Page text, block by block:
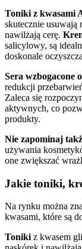
Toniki z kwasami
skutecznie usuwają
nawilżają cerę.
salicylowy, są
doskonale
Sera wzbogacone
redukcji
Zaleca się
aktywnych, co
produkty.
Nie zapominaj
używania
one zwiększać
Jakie toniki,
Na rynku można
kwasami, które są
Toniki z kwasem